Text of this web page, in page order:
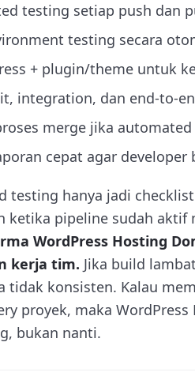
testing setiap push dan
testing secara
+ plugin/theme untuk
integration, dan end-to-
merge jika
cepat agar
testing hanya jadi
ketika pipeline sudah
WordPress Hosting
kerja tim. Jika build
tidak konsisten. Kalau
proyek, maka
bukan nanti.